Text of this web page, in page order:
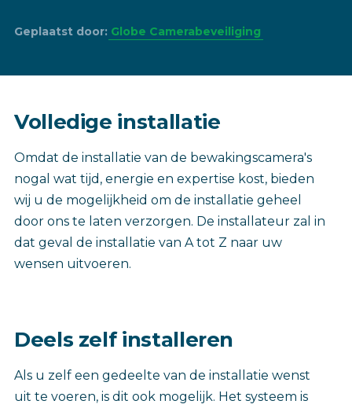
Geplaatst door: Globe Camerabeveiliging
Volledige installatie
Omdat de installatie van de bewakingscamera's
nogal wat tijd, energie en expertise kost, bieden
wij u de mogelijkheid om de installatie geheel
door ons te laten verzorgen. De installateur zal in
dat geval de installatie van A tot Z naar uw
wensen uitvoeren.
Deels zelf installeren
Als u zelf een gedeelte van de installatie wenst
uit te voeren, is dit ook mogelijk. Het systeem is